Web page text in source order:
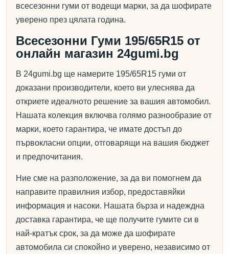
всесезонни гуми от водещи марки, за да шофирате
уверено през цялата година.
Всесезонни Гуми 195/65R15 от
онлайн магазин 24gumi.bg
В 24gumi.bg ще намерите 195/65R15 гуми от
доказани производители, което ви улеснява да
откриете идеалното решение за вашия автомобил.
Нашата колекция включва голямо разнообразие от
марки, което гарантира, че имате достъп до
първокласни опции, отговарящи на вашия бюджет
и предпочитания.
Ние сме на разположение, за да ви помогнем да
направите правилния избор, предоставяйки
информация и насоки. Нашата бърза и надеждна
доставка гарантира, че ще получите гумите си в
най-кратък срок, за да може да шофирате
автомобила си спокойно и уверено, независимо от